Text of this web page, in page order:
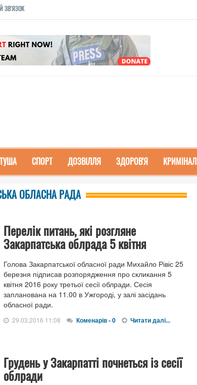
ЗВ'ЯЗОК
СПОРТ ДОЗВІЛЛЯ ЗДОРОВ'Я КРИМІНАЛ
ОБЛАСНА РАДА
Перелік питань, які розгляне
Закарпатська облрада 5 квітня
Голова Закарпатської обласної ради Михайло Рівіс 25
березня підписав розпорядження про скликання 5
квітня 2016 року третьої сесії облради. Сесія
запланована на 11.00 в Ужгороді, у залі засідань
обласної ради.
29.03.2016 11:08 Коменарів - 0 Читати далі...
Грудень у Закарпатті почнеться із сесії
облради